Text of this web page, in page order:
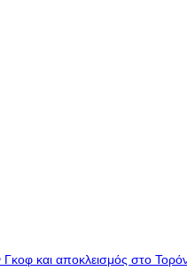
και αποκλεισμός στο